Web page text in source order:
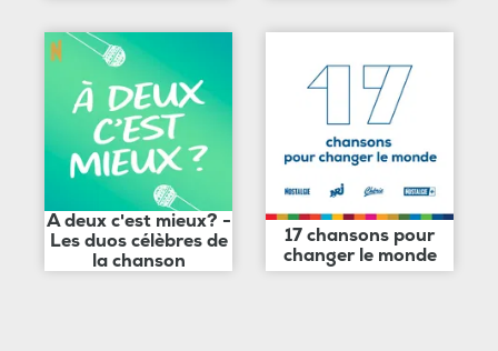
A deux c'est mieux? -
Les duos célèbres de
la chanson
17 chansons pour
changer le monde